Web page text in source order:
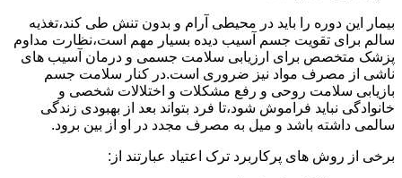
بیمار این دوره را باید در محیطی آرام و بدون تنش طی کند،تغذیه
سالم برای تقویت جسم آسیب دیده بسیار مهم است،نظارت مداوم
پزشک متخصص برای ارزیابی سلامت جسمی و درمان آسیب های
ناشی از مصرف مواد نیز ضروری است.در کنار سلامت جسم
بازیابی سلامت روحی و رفع مشکلات و اختلالات شخصی و
خانوادگی نباید فراموش شود،تا فرد بتواند بعد از بهبودی زندگی
سالمی داشته باشد و میل به مصرف مجدد در او از بین برود.
برخی از روش های پرکاربرد ترک اعتیاد عبارتند از: